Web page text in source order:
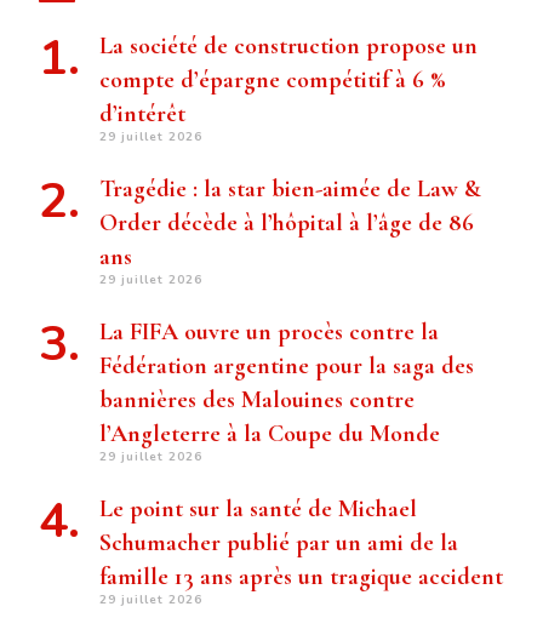
La société de construction propose un
compte d’épargne compétitif à 6 %
d’intérêt
29 juillet 2026
Tragédie : la star bien-aimée de Law &
Order décède à l’hôpital à l’âge de 86
ans
29 juillet 2026
La FIFA ouvre un procès contre la
Fédération argentine pour la saga des
bannières des Malouines contre
l’Angleterre à la Coupe du Monde
29 juillet 2026
Le point sur la santé de Michael
Schumacher publié par un ami de la
famille 13 ans après un tragique accident
29 juillet 2026